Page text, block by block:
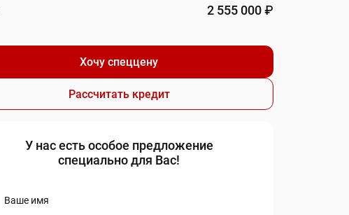
2 555 000₽
Хочу спеццену
Рассчитать кредит
У нас есть особое предложение
специально для Вас!
Ваше имя